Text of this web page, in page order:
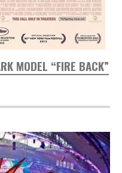
MODEL “FIRE BACK”